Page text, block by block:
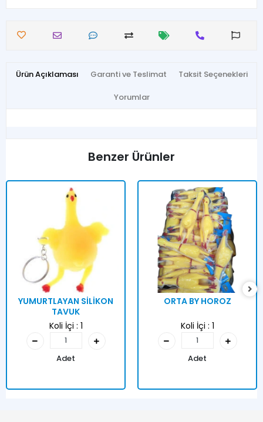
Ürün Açıklaması Garanti ve Teslimat Taksit Seçenekleri
Yorumlar
Benzer Ürünler
YUMURTLAYAN SİLİKON
TAVUK
Koli İçi : 1
Adet
ORTA BY HOROZ
Koli İçi : 1
Adet